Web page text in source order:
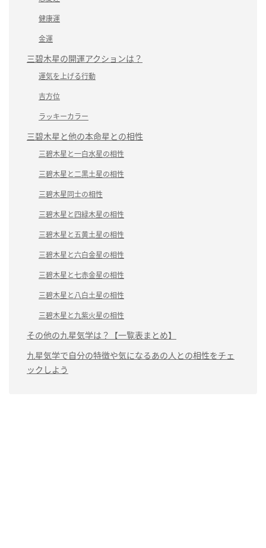
健康運
金運
三碧木星の開運アクションは？
運気を上げる行動
吉方位
ラッキーカラー
三碧木星と他の本命星との相性
三碧木星と一白水星の相性
三碧木星と二黒土星の相性
三碧木星同士の相性
三碧木星と四緑木星の相性
三碧木星と五黄土星の相性
三碧木星と六白金星の相性
三碧木星と七赤金星の相性
三碧木星と八白土星の相性
三碧木星と九紫火星の相性
その他の九星気学は？【一覧表まとめ】
九星気学で自分の特徴や気になるあの人との相性をチェ
ックしよう